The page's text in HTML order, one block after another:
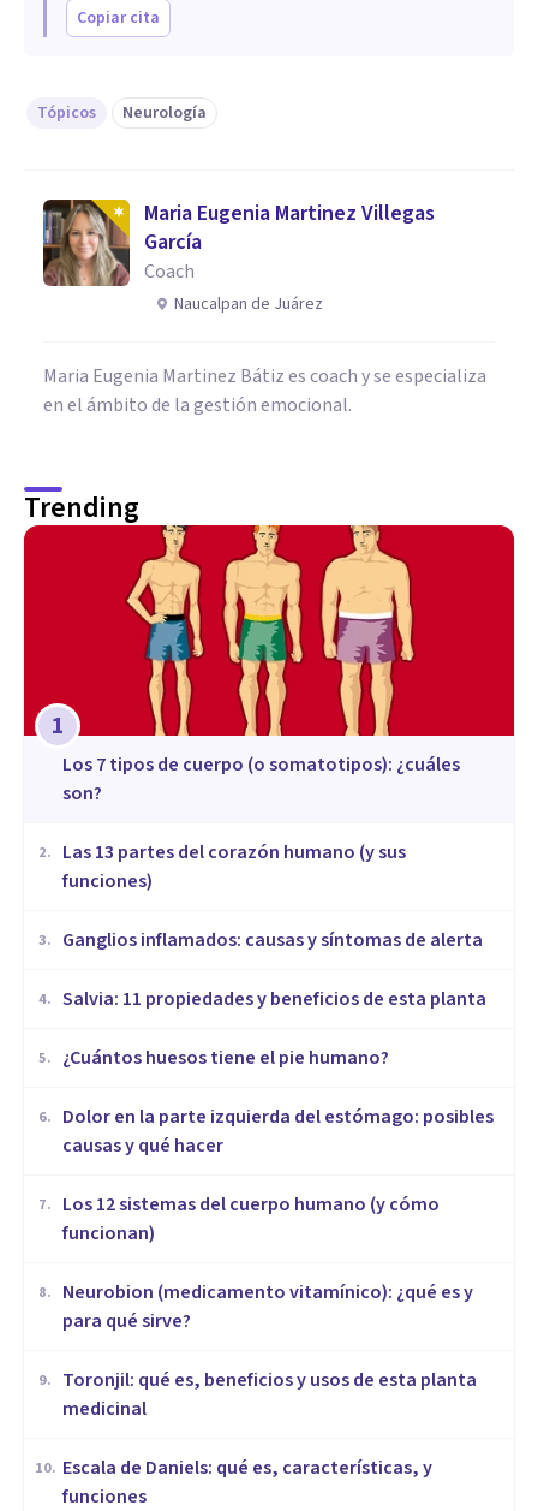
Copiar cita
Tópicos Neurología
Maria Eugenia Martinez Villegas
García
Coach
Naucalpan de Juárez
Maria Eugenia Martinez Bátiz es coach y se especializa
en el ámbito de la gestión emocional.
Trending
1
​Los 7 tipos de cuerpo (o somatotipos): ¿cuáles
son?
2.
Las 13 partes del corazón humano (y sus
funciones)
3. Ganglios inflamados: causas y síntomas de alerta
4. Salvia: 11 propiedades y beneficios de esta planta
5. ¿Cuántos huesos tiene el pie humano?
6.
Dolor en la parte izquierda del estómago: posibles
causas y qué hacer
7.
Los 12 sistemas del cuerpo humano (y cómo
funcionan)
8.
Neurobion (medicamento vitamínico): ¿qué es y
para qué sirve?
9.
Toronjil: qué es, beneficios y usos de esta planta
medicinal
10. Escala de Daniels: qué es, características, y
funciones